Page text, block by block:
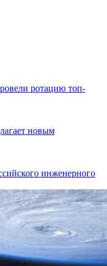
ротацию топ-
новым
инженерного